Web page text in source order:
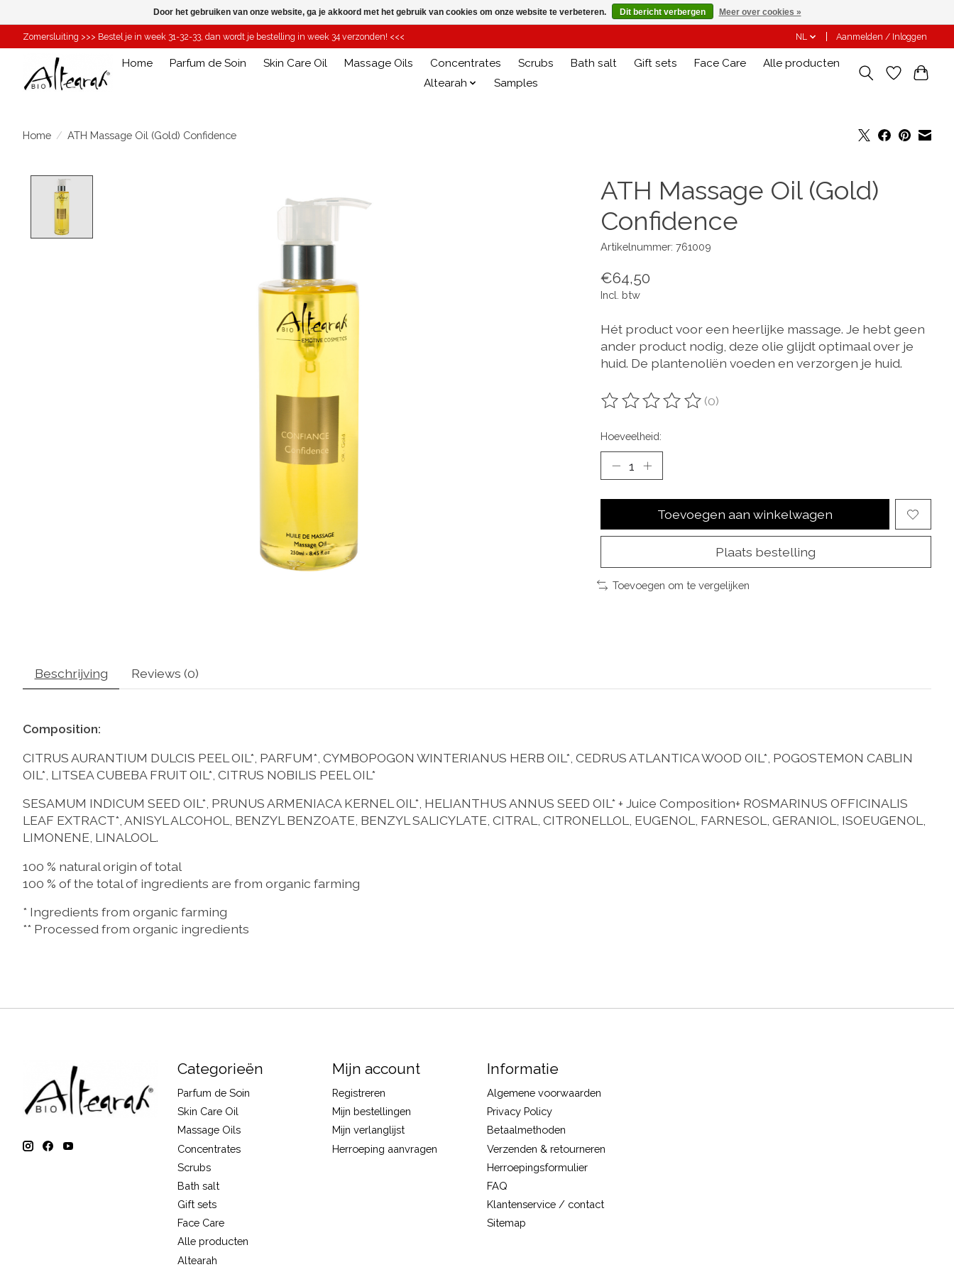
Zomersluiting >>> Bestel je in week 31-32-33, dan wordt je bestelling in week 34 verzonden! <<< NL Aanmelden / Inloggen
Home Parfum de Soin Skin Care Oil Massage Oils Concentrates Scrubs Bath salt Gift sets Face Care
Alle producten
Altearah
Samples
Home / ATH Massage Oil (Gold) Confidence
ATH Massage Oil (Gold)
Confidence
Artikelnummer: 761009
€64,50
Incl. btw
Hét product voor een heerlijke massage. Je hebt geen
ander product nodig, deze olie glijdt optimaal over je
huid. De plantenoliën voeden en verzorgen je huid.​
De beoordeling van dit product is
(0)
Hoeveelheid:
Toevoegen aan winkelwagen
Plaats bestelling
Toevoegen om te vergelijken
Beschrijving Reviews (0)
Composition:
CITRUS AURANTIUM DULCIS PEEL OIL*, PARFUM*, CYMBOPOGON WINTERIANUS HERB OIL*, CEDRUS ATLANTICA WOOD OIL*, POGOSTEMON CABLIN
OIL*, LITSEA CUBEBA FRUIT OIL*, CITRUS NOBILIS PEEL OIL*
SESAMUM INDICUM SEED OIL*, PRUNUS ARMENIACA KERNEL OIL*, HELIANTHUS ANNUS SEED OIL* + Juice Composition+ ROSMARINUS OFFICINALIS
LEAF EXTRACT*, ANISYL ALCOHOL, BENZYL BENZOATE, BENZYL SALICYLATE, CITRAL, CITRONELLOL, EUGENOL, FARNESOL, GERANIOL, ISOEUGENOL,
LIMONENE, LINALOOL.
100 % natural origin of total
100 % of the total of ingredients are from organic farming
* Ingredients from organic farming
** Processed from organic ingredients
Categorieën
Parfum de Soin
Skin Care Oil
Massage Oils
Concentrates
Scrubs
Bath salt
Gift sets
Face Care
Alle producten
Altearah
Mijn account
Registreren
Mijn bestellingen
Mijn verlanglijst
Herroeping aanvragen
Informatie
Algemene voorwaarden
Privacy Policy
Betaalmethoden
Verzenden & retourneren
Herroepingsformulier
FAQ
Klantenservice / contact
Sitemap
Door het gebruiken van onze website, ga je akkoord met het gebruik van cookies om onze website te verbeteren. Dit bericht verbergen Meer over cookies »